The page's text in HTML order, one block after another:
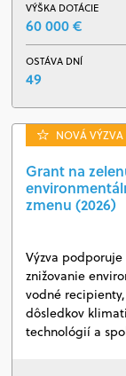
VÝŠKA DOTÁCIE
60 000 €
OSTÁVA DNÍ
49
NOVÁ VÝZVA
Grant na
zmenu (2026)
Výzva
znižovanie
vodné
dôsledkov
technológií a